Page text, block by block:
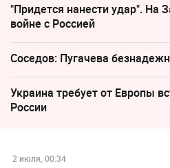
"Придется нанести удар". На
войне с Россией
Соседов: Пугачева
Украина требует от Европы
России
2 июля, 00:34